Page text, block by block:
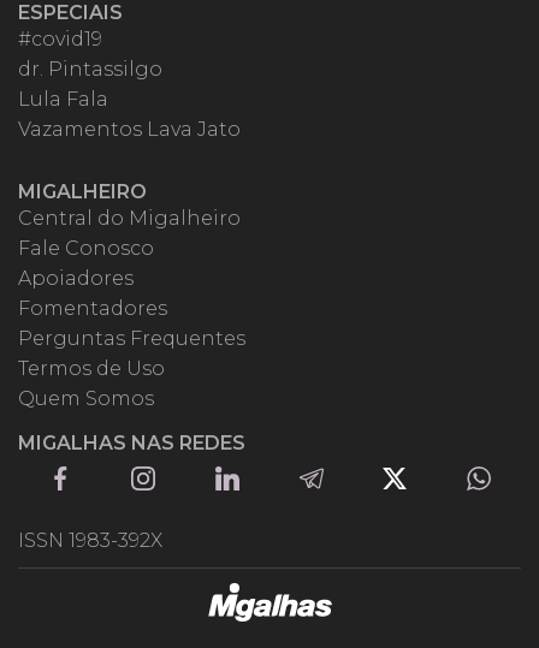
ESPECIAIS
#covid19
dr. Pintassilgo
Lula Fala
Vazamentos Lava Jato
MIGALHEIRO
Central do Migalheiro
Fale Conosco
Apoiadores
Fomentadores
Perguntas Frequentes
Termos de Uso
Quem Somos
MIGALHAS NAS REDES
ISSN 1983-392X